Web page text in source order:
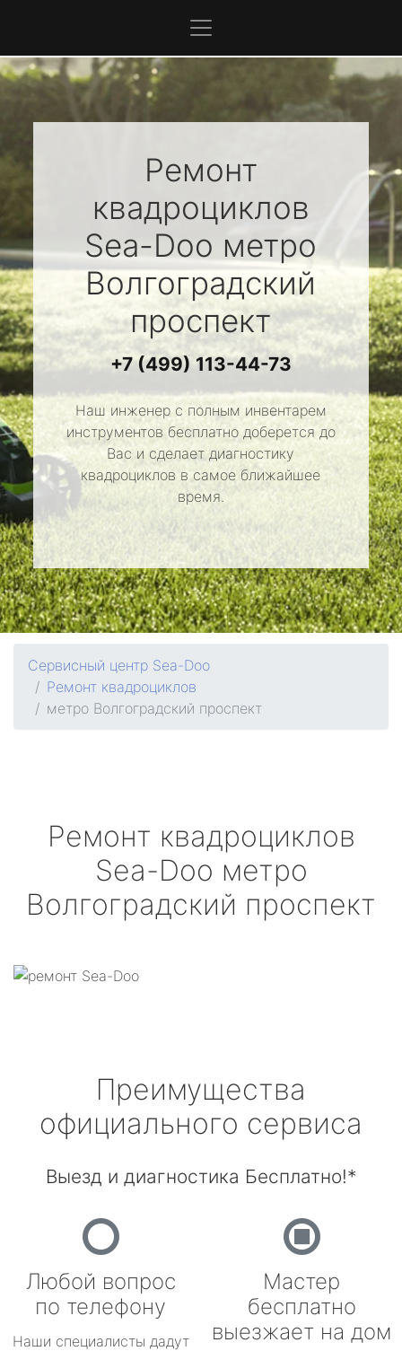
Ремонт
квадроциклов
Sea-Doo метро
Волгоградский
проспект
+7 (499) 113-44-73
Наш инженер с полным инвентарем
инструментов бесплатно доберется до
Вас и сделает диагностику
квадроциклов в самое ближайшее
время.
Сервисный центр Sea-Doo
Ремонт квадроциклов
метро Волгоградский проспект
Ремонт квадроциклов
Sea-Doo метро
Волгоградский проспект
Преимущества
официального сервиса
Выезд и диагностика Бесплатно!*
Любой вопрос
по телефону
Наши специалисты дадут
Мастер
бесплатно
выезжает на дом